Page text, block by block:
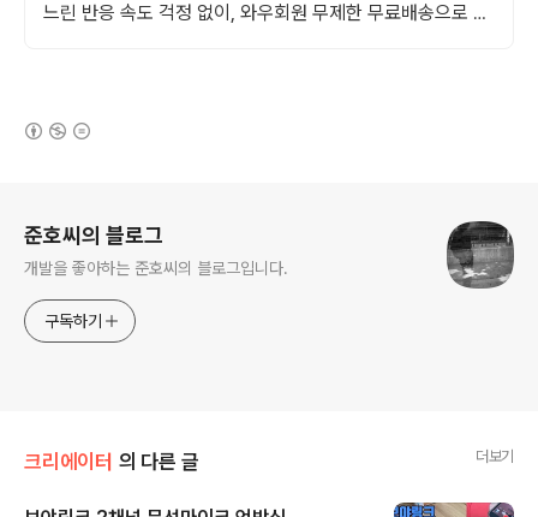
느린 반응 속도 걱정 없이, 와우회원 무제한 무료배송으로 안
준호씨의 블로그
개발을 좋아하는 준호씨의 블로그입니다.
구독하기
크리에이터 의 다른 글 더보기